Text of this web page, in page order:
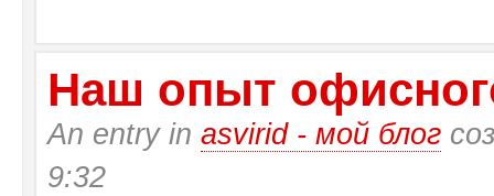
Наш опыт
An entry in asvirid - мой блог
9:32